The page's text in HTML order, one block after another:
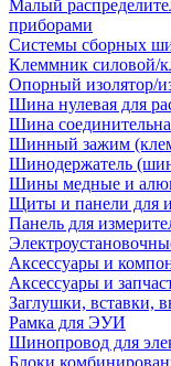
Малый
приборами
Системы сборных
Клеммник силовой/
Опорный изолятор/
Шина нулевая для
Шина
Шинный зажим
Шинодержатель
Шины медные и
Щиты и панели для
Панель для
Аксессуары и
Аксессуары и
Заглушки, вставки,
Рамка для ЭУИ
Шинопровод для
Блоки